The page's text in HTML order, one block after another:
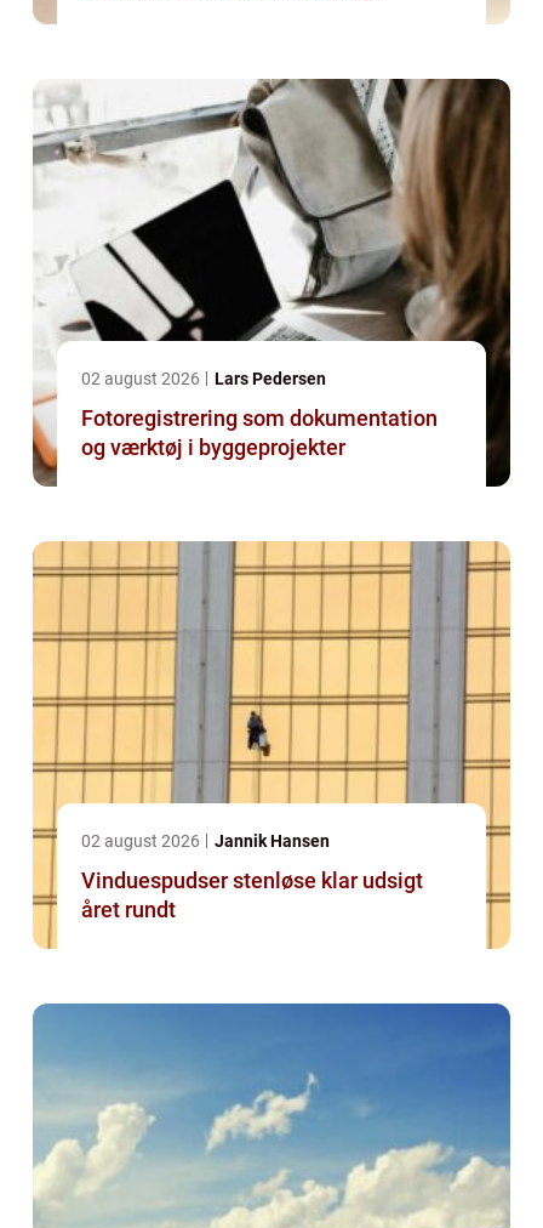
02 august 2026 Lars Pedersen
Fotoregistrering som dokumentation
og værktøj i byggeprojekter
02 august 2026 Jannik Hansen
Vinduespudser stenløse klar udsigt
året rundt